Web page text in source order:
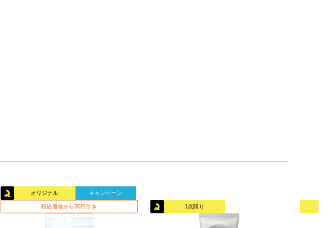
オリジナル キャンペーン
税込価格から30円引き 1点限り